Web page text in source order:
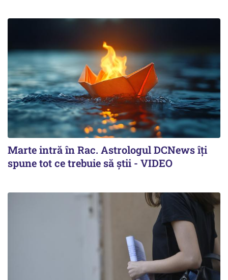
Marte intră în Rac. Astrologul DCNews îți
spune tot ce trebuie să știi - VIDEO